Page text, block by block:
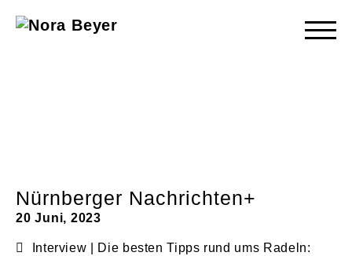
Nürnberger Nachrichten+
20 Juni, 2023
Interview | Die besten Tipps rund ums Radeln: